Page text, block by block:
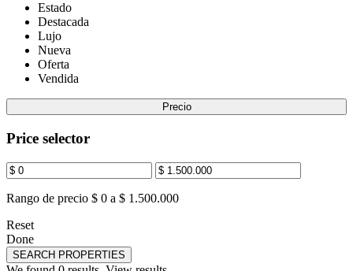
Estado
Destacada
Lujo
Nueva
Oferta
Vendida
Precio
Price selector
Rango de precio $ 0 a $ 1.500.000
Reset
Done
SEARCH PROPERTIES